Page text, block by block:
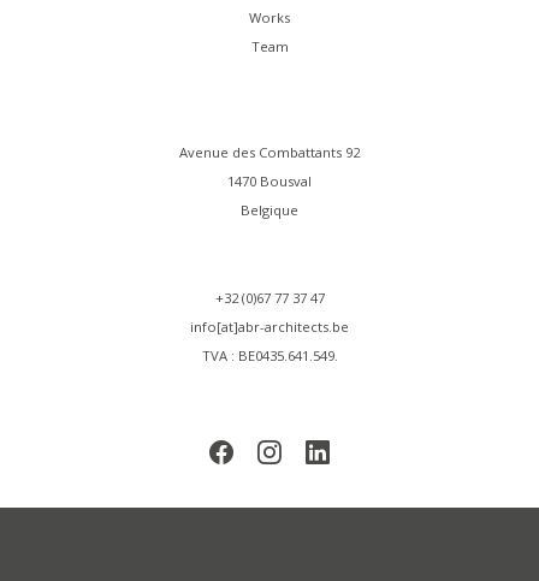
Works
Team
Avenue des Combattants 92
1470 Bousval
Belgique
+32 (0)67 77 37 47
info[at]abr-architects.be
TVA : BE0435.641.549.